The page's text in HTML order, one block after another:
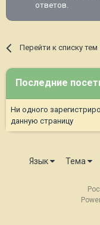
ответов.
Перейти к списку тем
Последние
Ни одного
данную страницу
Язык Тема